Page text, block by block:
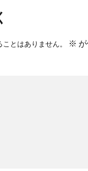
とはありません。 ※